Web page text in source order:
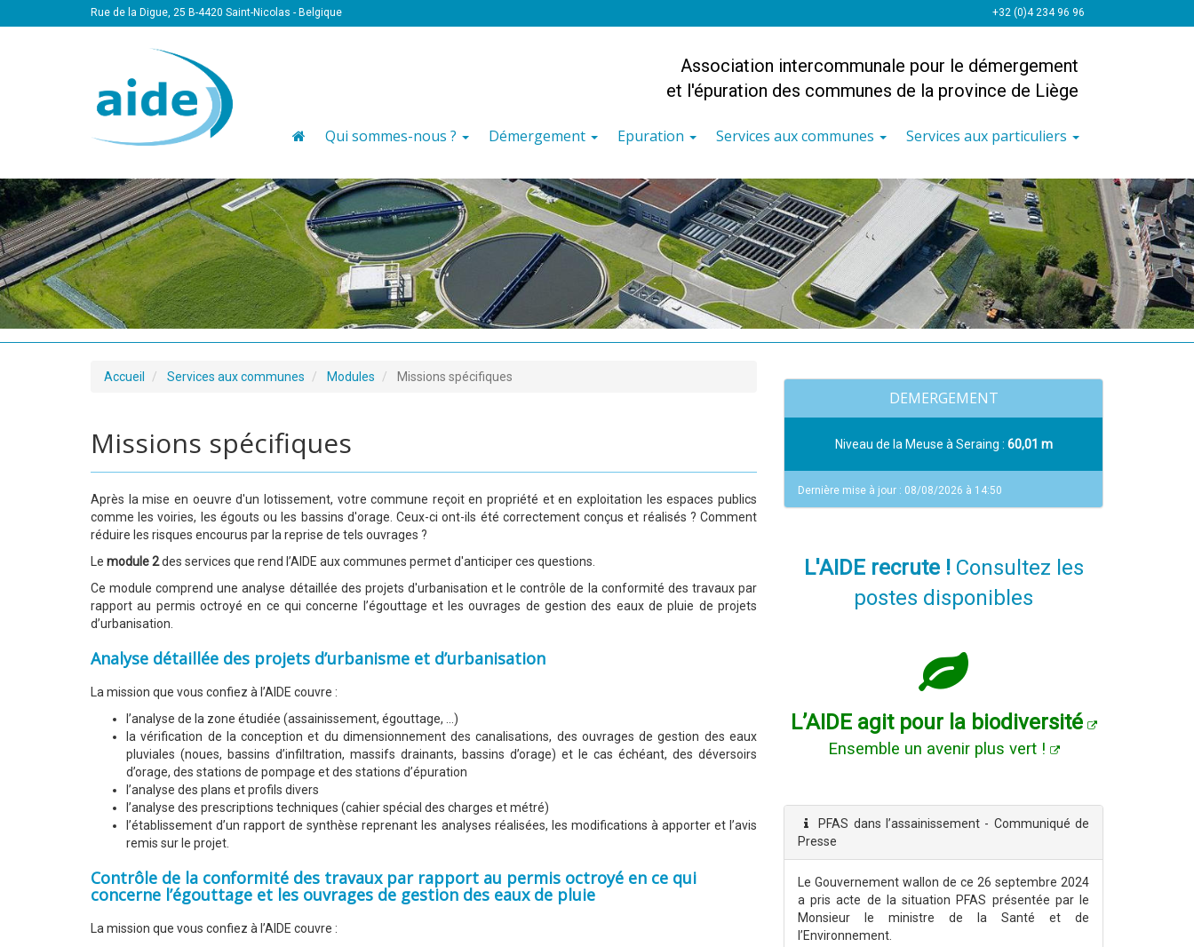
Rue de la Digue, 25 B-4420 Saint-Nicolas - Belgique +32 (0)4 234 96 96
Association intercommunale pour le démergement
et l'épuration des communes de la province de Liège
Qui sommes-nous ? Démergement Epuration Services aux communes Services aux particuliers
Accueil Services aux communes Modules Missions spécifiques
Missions spécifiques
Après la mise en oeuvre d'un lotissement, votre commune reçoit en propriété et en exploitation les espaces publics
comme les voiries, les égouts ou les bassins d'orage. Ceux-ci ont-ils été correctement conçus et réalisés ? Comment
réduire les risques encourus par la reprise de tels ouvrages ?
Le module 2des services que rend l’AIDE aux communes permet d'anticiper ces questions.
Ce module comprend une analyse détaillée des projets d'urbanisation et le contrôle de la conformité des travaux par
rapport au permis octroyé en ce qui concerne l’égouttage et les ouvrages de gestion des eaux de pluie de projets
d’urbanisation.
Analyse détaillée des projets d’urbanisme et d’urbanisation
La mission que vous confiez à l’AIDE couvre :
l’analyse de la zone étudiée (assainissement, égouttage, …)
la vérification de la conception et du dimensionnement des canalisations, des ouvrages de gestion des eaux
pluviales (noues, bassins d’infiltration, massifs drainants, bassins d’orage) et le cas échéant, des déversoirs
d’orage, des stations de pompage et des stations d’épuration
l’analyse des plans et profils divers
l’analyse des prescriptions techniques (cahier spécial des charges et métré)
l’établissement d’un rapport de synthèse reprenant les analyses réalisées, les modifications à apporter et l’avis
remis sur le projet.
Contrôle de la conformité des travaux par rapport au permis octroyé en ce qui
concerne l’égouttage et les ouvrages de gestion des eaux de pluie
La mission que vous confiez à l’AIDE couvre :
DEMERGEMENT
Niveau de la Meuse à Seraing : 60,01 m
Dernière mise à jour : 08/08/2026 à 14:50
L'AIDE recrute !Consultez les
postes disponibles
L’AIDE agit pour la biodiversité
Ensemble un avenir plus vert !
PFAS dans l’assainissement - Communiqué de
Presse
Le Gouvernement wallon de ce 26 septembre 2024
a pris acte de la situation PFAS présentée par le
Monsieur le ministre de la Santé et de
l’Environnement.